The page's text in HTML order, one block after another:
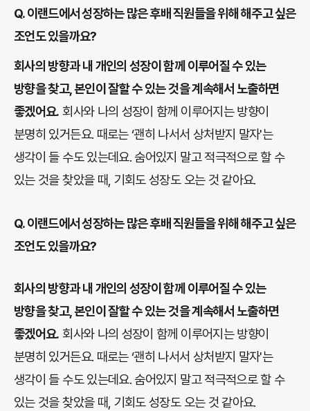
Q.이랜드에서 성장하는 많은 후배 직원들을 위해 해주고 싶은
조언도 있을까요?
회사의 방향과 내 개인의 성장이 함께 이루어질 수 있는
방향을 찾고, 본인이 잘할 수 있는 것을 계속해서 노출하면
좋겠어요. 회사와 나의 성장이 함께 이루어지는 방향이
분명히 있거든요. 때로는 ‘괜히 나서서 상처받지 말자'는
생각이 들 수도 있는데요. 숨어있지 말고 적극적으로 할 수
있는 것을 찾았을 때, 기회도 성장도 오는 것 같아요.
Q.이랜드에서 성장하는 많은 후배 직원들을 위해 해주고 싶은
조언도 있을까요?
회사의 방향과 내 개인의 성장이 함께 이루어질 수 있는
방향을 찾고, 본인이 잘할 수 있는 것을 계속해서 노출하면
좋겠어요. 회사와 나의 성장이 함께 이루어지는 방향이
분명히 있거든요. 때로는 ‘괜히 나서서 상처받지 말자'는
생각이 들 수도 있는데요. 숨어있지 말고 적극적으로 할 수
있는 것을 찾았을 때, 기회도 성장도 오는 것 같아요.